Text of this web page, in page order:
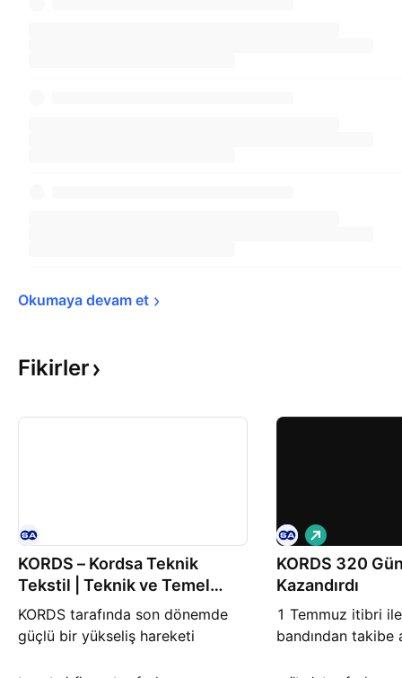
Okumaya devam et
Fikirler
KORDS – Kordsa Teknik
Tekstil | Teknik ve Temel
Analiz
KORDS tarafında son dönemde
güçlü bir yükseliş hareketi
KORDS 320
Kazandırdı
1 Temmuz itibri
bandından takibe
A
l
ı